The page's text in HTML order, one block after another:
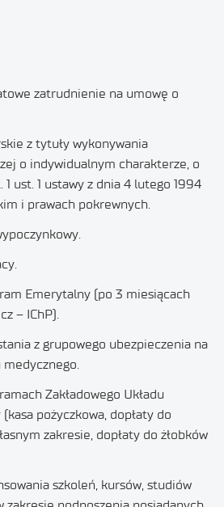
zatrudnienie na umowę o
z tytuły wykonywania
o indywidualnym charakterze, o
ust. 1 ustawy z dnia 4 lutego 1994
i prawach pokrewnych.
Emerytalny (po 3 miesiącach
– IChP).
z grupowego ubezpieczenia na
Zakładowego Układu
pożyczkowa, dopłaty do
zakresie, dopłaty do żłobków
szkoleń, kursów, studiów